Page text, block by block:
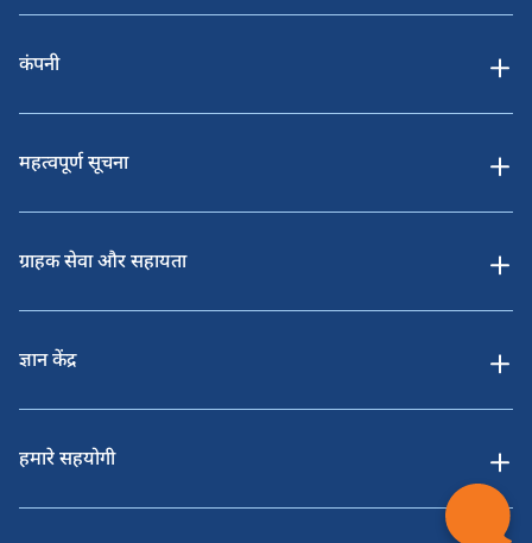
कंपनी
महत्वपूर्ण सूचना
ग्राहक सेवा और सहायता
ज्ञान केंद्र
हमारे सहयोगी